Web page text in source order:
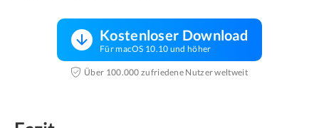
Kostenloser Download
Für macOS 10.10 und höher
Über 100.000 zufriedene Nutzer weltweit